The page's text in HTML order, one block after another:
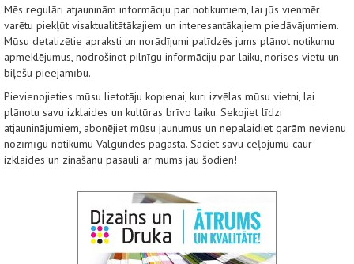
Mēs regulāri atjauninām informāciju par notikumiem, lai jūs vienmēr
varētu piekļūt visaktualitātākajiem un interesantākajiem piedāvājumiem.
Mūsu detalizētie apraksti un norādījumi palīdzēs jums plānot notikumu
apmeklējumus, nodrošinot pilnīgu informāciju par laiku, norises vietu un
biļešu pieejamību.
Pievienojieties mūsu lietotāju kopienai, kuri izvēlas mūsu vietni, lai
plānotu savu izklaides un kultūras brīvo laiku. Sekojiet līdzi
atjauninājumiem, abonējiet mūsu jaunumus un nepalaidiet garām nevienu
nozīmīgu notikumu Valgundes pagastā. Sāciet savu ceļojumu caur
izklaides un zināšanu pasauli ar mums jau šodien!